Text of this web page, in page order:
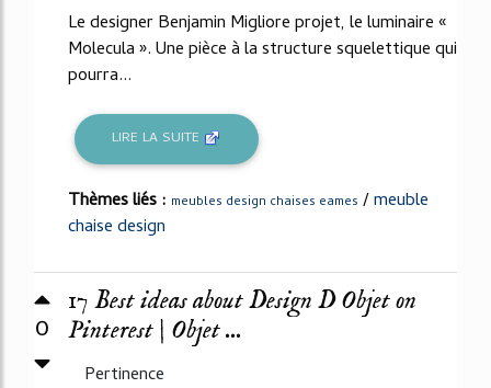
Le designer Benjamin Migliore projet, le luminaire «
Molecula ». Une pièce à la structure squelettique qui
pourra...
LIRE LA SUITE
Thèmes liés : meubles design chaises eames /meuble
chaise design
0
17 Best ideas about Design D Objet on
Pinterest | Objet ...
Pertinence